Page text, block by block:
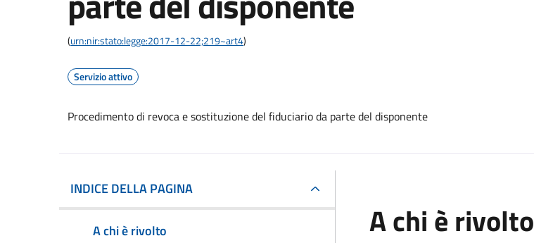
(urn:nir:stato:legge:2017-12-22;219~art4)
Servizio attivo
Procedimento di revoca e sostituzione del fiduciario da parte del disponente
INDICE DELLA PAGINA
A chi è rivolto
A chi è rivolto